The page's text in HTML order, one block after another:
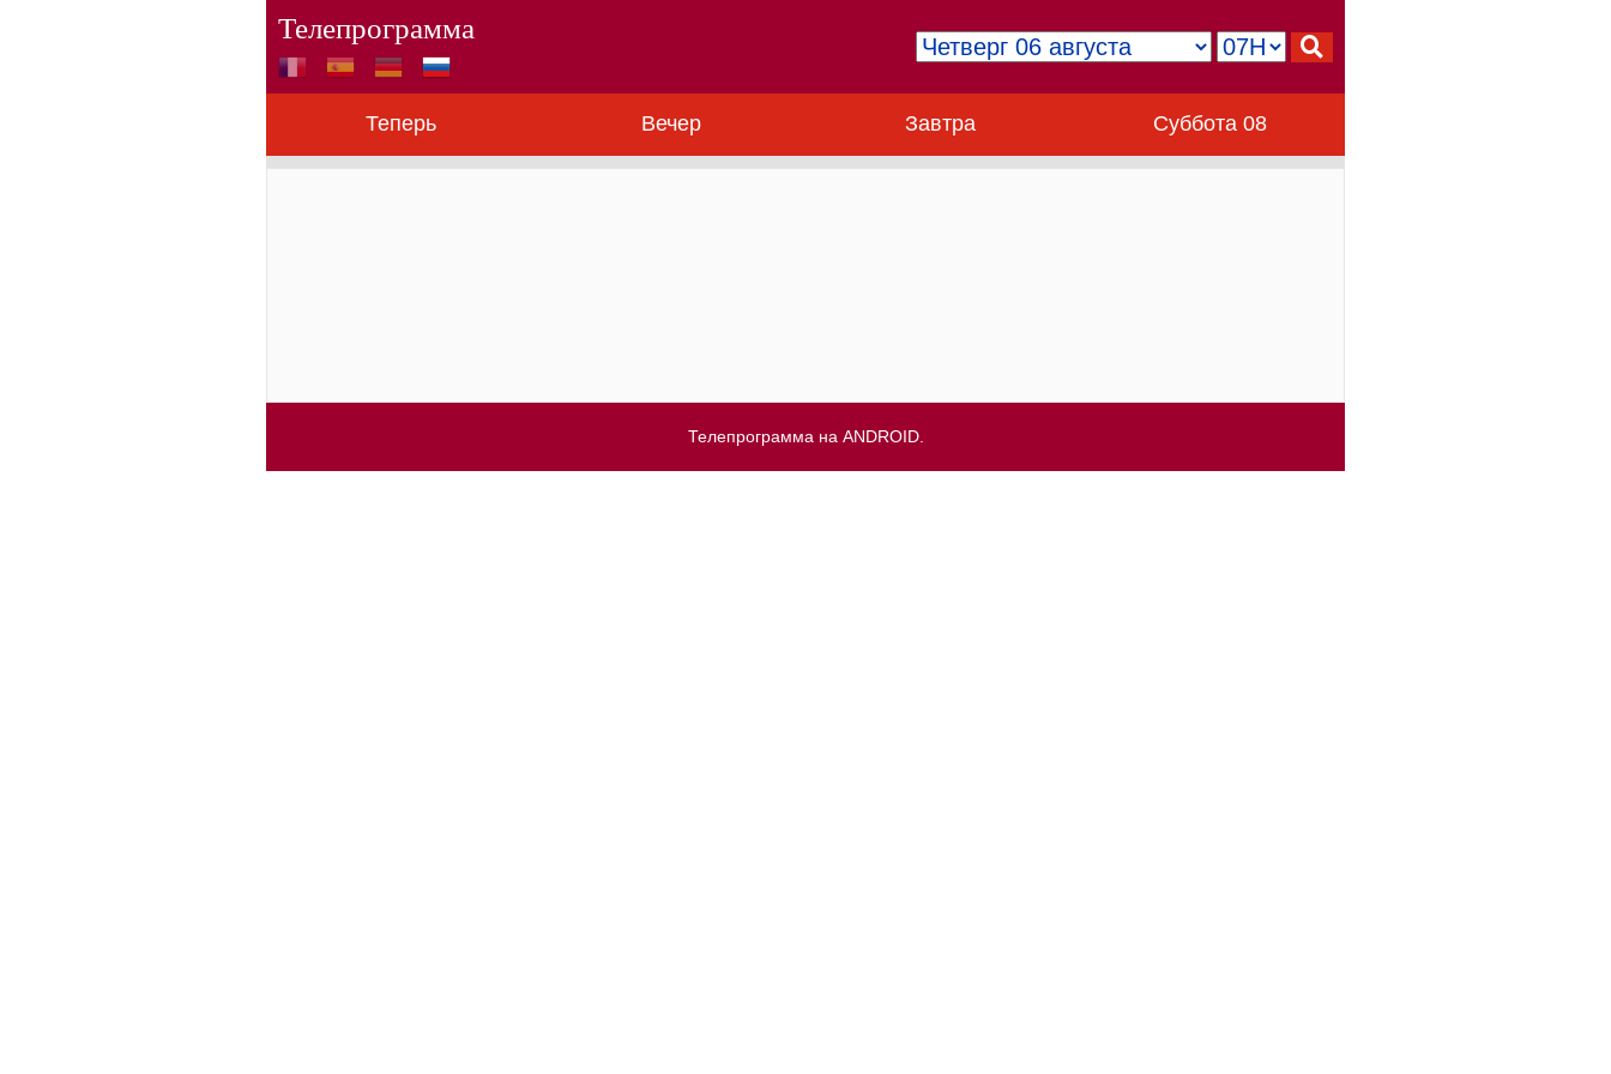
Телепрограмма
Теперь Вечер Завтра Суббота 08
Телепрограмма на ANDROID.